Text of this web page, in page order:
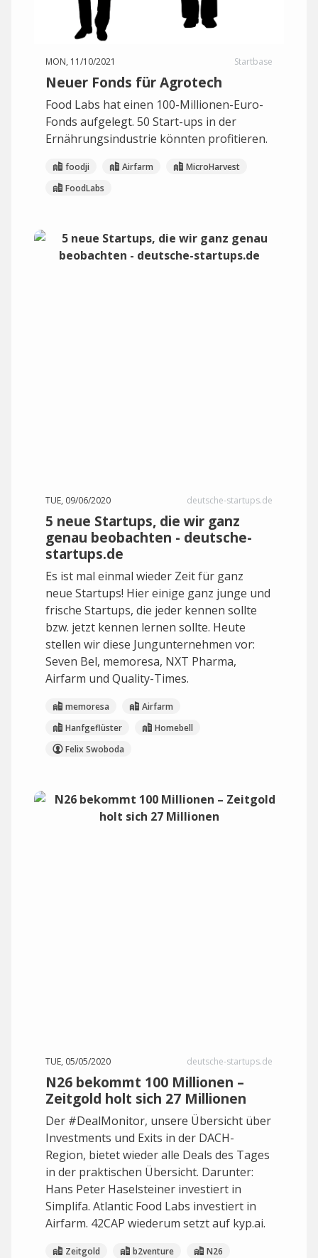
MON, 11/10/2021 Startbase
Neuer Fonds für Agrotech
Food Labs hat einen 100-Millionen-Euro-
Fonds aufgelegt. 50 Start-ups in der
Ernährungsindustrie könnten profitieren.
foodji Airfarm
MicroHarvest
FoodLabs
TUE, 09/06/2020 deutsche-startups.de
5 neue Startups, die wir ganz
genau beobachten - deutsche-
startups.de
Es ist mal einmal wieder Zeit für ganz
neue Startups! Hier einige ganz junge und
frische Startups, die jeder kennen sollte
bzw. jetzt kennen lernen sollte. Heute
stellen wir diese Jungunternehmen vor:
Seven Bel, memoresa, NXT Pharma,
Airfarm und Quality-Times.
memoresa
Airfarm
Hanfgeflüster
Homebell
Felix Swoboda
TUE, 05/05/2020 deutsche-startups.de
N26 bekommt 100 Millionen –
Zeitgold holt sich 27 Millionen
Der #DealMonitor, unsere Übersicht über
Investments und Exits in der DACH-
Region, bietet wieder alle Deals des Tages
in der praktischen Übersicht. Darunter:
Hans Peter Haselsteiner investiert in
Simplifa. Atlantic Food Labs investiert in
Airfarm. 42CAP wiederum setzt auf kyp.ai.
Zeitgold b2venture
N26